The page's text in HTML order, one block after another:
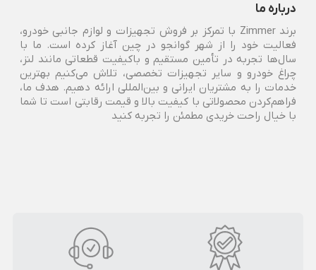
درباره ما
برند Zimmer با تمرکز بر فروش تجهیزات و لوازم جانبی خودرو،
فعالیت خود را از شهر گوانجو در چین آغاز کرده است. ما با
سال‌ها تجربه در تأمین مستقیم و باکیفیت قطعاتی مانند لنز،
چراغ خودرو و سایر تجهیزات تخصصی، تلاش می‌کنیم بهترین
خدمات را به مشتریان ایرانی و بین‌المللی ارائه دهیم. هدف ما،
فراهم‌کردن محصولاتی با کیفیت بالا و قیمت رقابتی است تا شما
با خیال راحت خریدی مطمئن را تجربه کنید